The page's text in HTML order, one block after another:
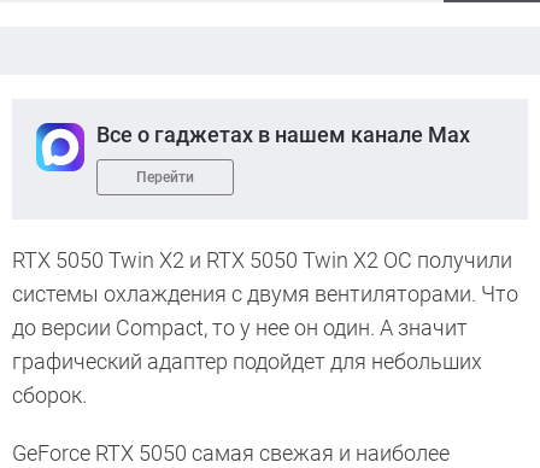
Все о гаджетах в нашем канале Max
Перейти
RTX 5050 Twin X2 и RTX 5050 Twin X2 OC получили
системы охлаждения с двумя вентиляторами. Что
до версии Compact, то у нее он один. А значит
графический адаптер подойдет для небольших
сборок.
GeForce RTX 5050 самая свежая и наиболее